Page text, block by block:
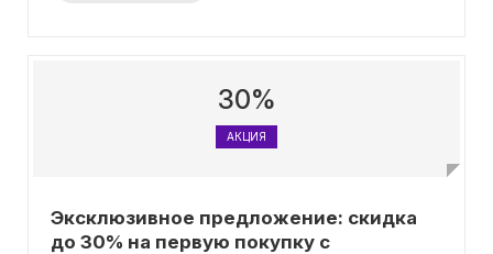
30%
АКЦИЯ
Эксклюзивное предложение: скидка
до 30% на первую покупку с